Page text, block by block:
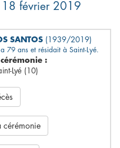
18 février 2019
SANTOS (1939/2019)
79 ans et résidait à Saint-Lyé.
:
Lyé (10)
cérémonie